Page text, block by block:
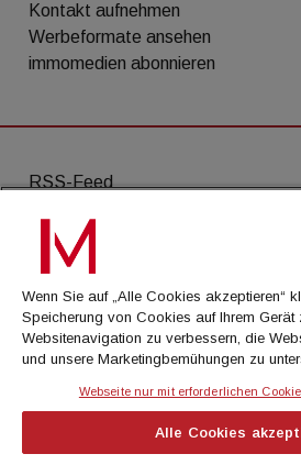
Kontakt aufnehmen
Werbeformate ansehen
immomedien abonnieren
© Cachalot Media House GmbH -
RSS-Feed
AGB
Datenschutz
Kontakt
Impressum
Wenn Sie auf „Alle Cookies akzeptieren“
Speicherung von Cookies auf Ihrem Gerät
Websitenavigation zu verbessern, die
und unsere Marketingbemühungen zu
Webseite nur mit erforderlichen
Alle Cookies